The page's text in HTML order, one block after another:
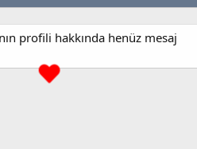
profili hakkında henüz mesaj